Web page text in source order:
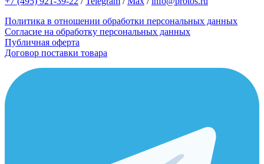
Политика в отношении обработки персональных данных
Согласие на обработку персональных данных
Публичная оферта
Договор поставки товара